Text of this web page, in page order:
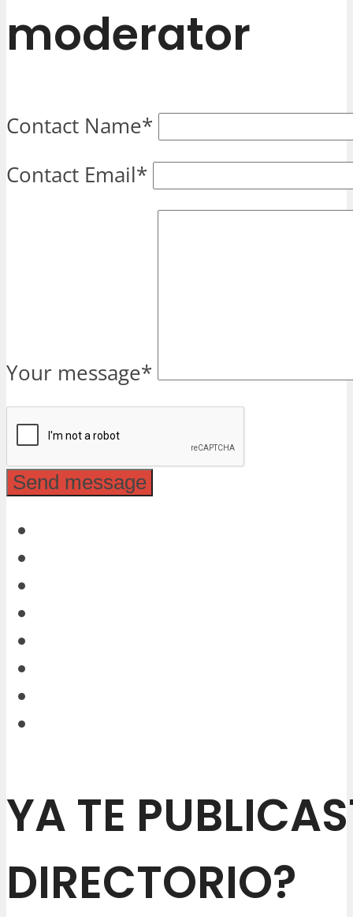
moderator
Contact Name*
Contact Email*
Your message*
YA TE
DIRECTORIO?